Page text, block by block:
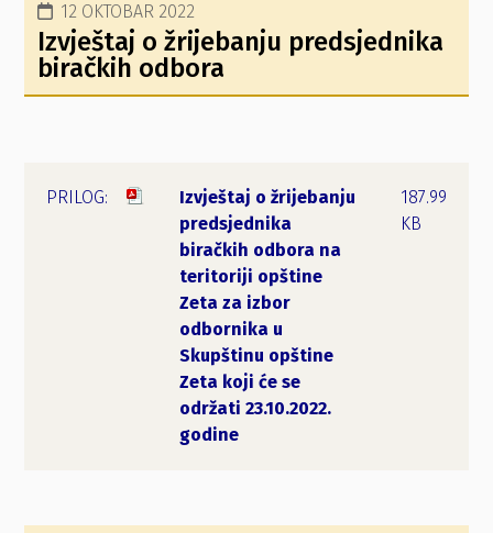
12 OKTOBAR 2022
Izvještaj o žrijebanju predsjednika
biračkih odbora
Izvještaj o žrijebanju
predsjednika
biračkih odbora na
teritoriji opštine
Zeta za izbor
odbornika u
Skupštinu opštine
Zeta koji će se
održati 23.10.2022.
godine
187.99
KB